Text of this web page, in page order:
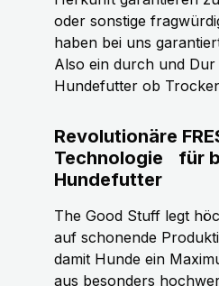
oder sonstige
haben bei uns
Also ein durch und Dur
Hundefutter ob
Revolutionäre
Technologie
für
Hundefutter
The Good Stuff legt
auf schonende
damit Hunde ein
aus besonders